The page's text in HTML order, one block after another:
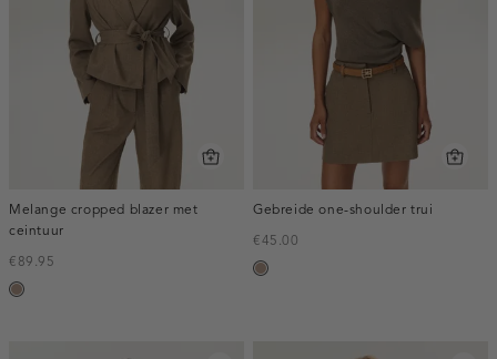
Melange cropped blazer met
ceintuur
€89.95
taupe,
Gebreide one-shoulder trui
€45.00
taupe,